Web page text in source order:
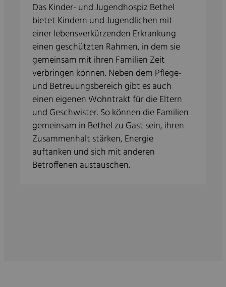
Das Kinder- und Jugendhospiz Bethel
bietet Kindern und Jugendlichen mit
einer lebensverkürzenden Erkrankung
einen geschützten Rahmen, in dem sie
gemeinsam mit ihren Familien Zeit
verbringen können. Neben dem Pflege-
und Betreuungsbereich gibt es auch
einen eigenen Wohntrakt für die Eltern
und Geschwister. So können die Familien
gemeinsam in Bethel zu Gast sein, ihren
Zusammenhalt stärken, Energie
auftanken und sich mit anderen
Betroffenen austauschen.